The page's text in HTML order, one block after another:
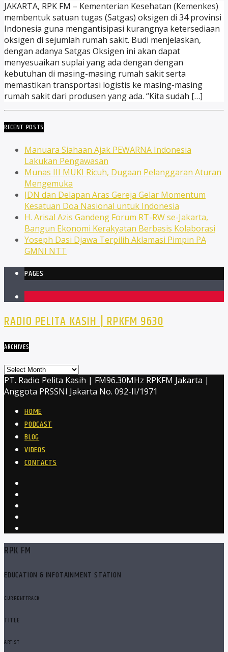
JAKARTA, RPK FM – Kementerian Kesehatan (Kemenkes)
membentuk satuan tugas (Satgas) oksigen di 34 provinsi
Indonesia guna mengantisipasi kurangnya ketersediaan
oksigen di sejumlah rumah sakit. Budi menjelaskan,
dengan adanya Satgas Oksigen ini akan dapat
menyesuaikan suplai yang ada dengan dengan
kebutuhan di masing-masing rumah sakit serta
memastikan transportasi logistis ke masing-masing
rumah sakit dari produsen yang ada. “Kita sudah […]
RECENT POSTS
Manuara Siahaan Ajak PEWARNA Indonesia
Lakukan Pengawasan
Munas III MUKI Ricuh, Dugaan Pelanggaran Aturan
Mengemuka
JDN dan Delapan Aras Gereja Gelar Momentum
Kesatuan Doa Nasional untuk Indonesia
H. Arisal Azis Gandeng Forum RT-RW se-Jakarta,
Bangun Ekonomi Kerakyatan Berbasis Kolaborasi
Yoseph Dasi Djawa Terpilih Aklamasi Pimpin PA
GMNI NTT
PAGES
RADIO PELITA KASIH | RPKFM 9630
ARCHIVES
Archives
PT. Radio Pelita Kasih | FM96.30MHz RPKFM Jakarta |
Anggota PRSSNI Jakarta No. 092-II/1971
HOME
PODCAST
BLOG
VIDEOS
CONTACTS
RPK FM
EDUCATION & INFOTAINMENT STATION
CURRENT TRACK
TITLE
ARTIST